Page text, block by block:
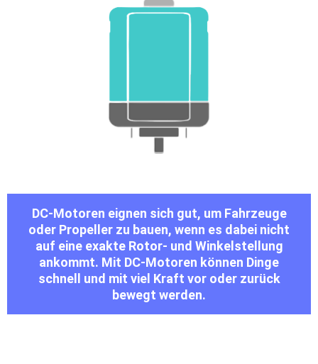
DC-Motoren eignen sich gut, um Fahrzeuge
oder Propeller zu bauen, wenn es dabei nicht
auf eine exakte Rotor- und Winkelstellung
ankommt. Mit DC-Motoren können Dinge
schnell und mit viel Kraft vor oder zurück
bewegt werden.